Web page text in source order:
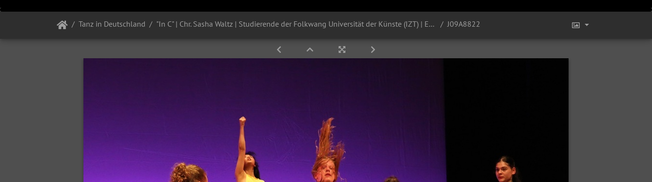
Tanz in Deutschland "In C" | Chr. Sasha Waltz | Studierende der Folkwang Universität der Künste (IZT) | Essen | 29.05.2023 Ruhrfestspiele J09A8822